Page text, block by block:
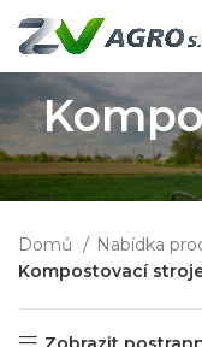
Domů Nabídka
Kompostovací